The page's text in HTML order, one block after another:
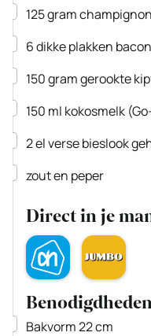
▢
125gram
▢
6dikke plakken bacon
▢
150gramgerookte
▢
150 ml kokosmelk
▢
2elverse bieslook
▢
zout en peper
Direct in je
Benodigdheden
▢
Bakvorm 22 cm